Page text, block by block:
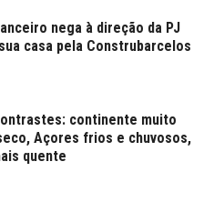
nega à direção da PJ
casa pela Construbarcelos
continente muito
Açores frios e chuvosos,
quente